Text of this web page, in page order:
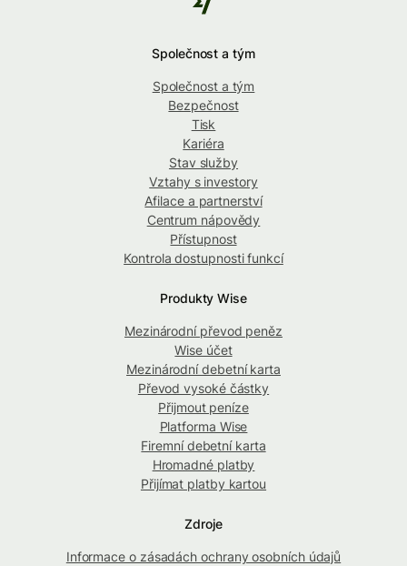
Společnost a tým
Společnost a tým
Bezpečnost
Tisk
Kariéra
Stav služby
Vztahy s investory
Afilace a partnerství
Centrum nápovědy
Přístupnost
Kontrola dostupnosti funkcí
Produkty Wise
Mezinárodní převod peněz
Wise účet
Mezinárodní debetní karta
Převod vysoké částky
Přijmout peníze
Platforma Wise
Firemní debetní karta
Hromadné platby
Přijímat platby kartou
Zdroje
Informace o zásadách ochrany osobních údajů